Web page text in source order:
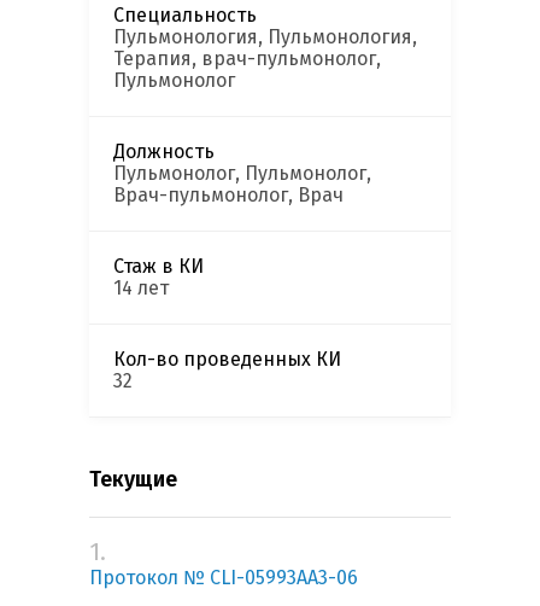
Специальность
Пульмонология, Пульмонология,
Терапия, врач-пульмонолог,
Пульмонолог
Должность
Пульмонолог, Пульмонолог,
Врач-пульмонолог, Врач
Стаж в КИ
14 лет
Кол-во проведенных КИ
32
Текущие
1.
Протокол № CLI-05993AA3-06